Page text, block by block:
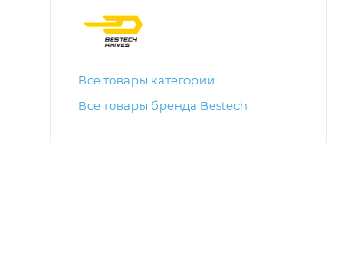
Все товары категории
Все товары бренда Bestech